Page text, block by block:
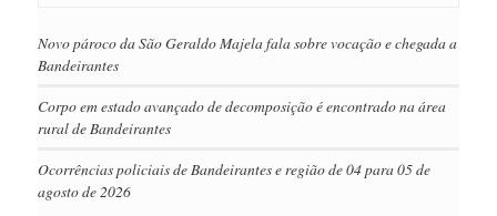
Novo pároco da São Geraldo Majela fala sobre vocação e chegada a
Bandeirantes
Corpo em estado avançado de decomposição é encontrado na área
rural de Bandeirantes
Ocorrências policiais de Bandeirantes e região de 04 para 05 de
agosto de 2026